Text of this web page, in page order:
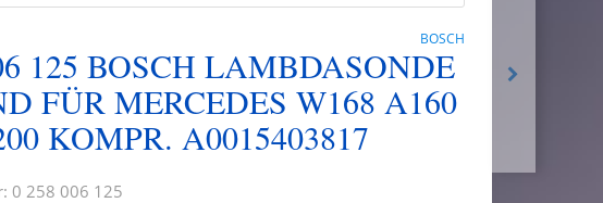
BOSCH
125 BOSCH LAMBDASONDE
FÜR MERCEDES W168 A160
KOMPR. A0015403817
0 258 006 125